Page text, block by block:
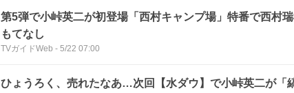
第5弾で小峠英二が初登場「西村キャンプ場」特番で西村
もてなし
TVガイドWeb - 5/22 07:00
ひょうろく、売れたなあ…次回【水ダウ】で小峠英二が「